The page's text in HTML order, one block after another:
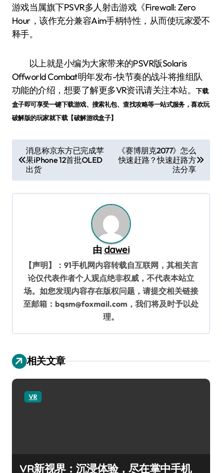
游戏当属旗下PSVR多人射击游戏《Firewall: Zero
Hour，该作充分兼容Aim手柄特性，从而使玩家爱不
释手。
以上就是小编为大家带来的PSVR版Solaris
Offworld Combat明年发布-快节奏的战斗将推组队
功能的介绍，想要了解更多VR资讯请关注本站。下载
盒子即可享受一键下载游戏、搜索礼包、查找攻略等一站式服务，喜欢玩
破解版的玩家就下载【破解游戏盒子】
章
导
航
消息称京东方已完成苹
果iPhone 12首批OLED
出货
《赛博朋克2077》怎么
快速赶路？快速赶路方
法分享
由 dawei
【声明】：91手机网内容转载自互联网，其相关言
论仅代表作者个人观点绝非权威，不代表本站立
场。如您发现内容存在版权问题，请提交相关链接
至邮箱：bqsm@foxmail.com，我们将及时予以处
理。
相关文章
VR
VR新视界：沉浸体验，尽在掌中手机